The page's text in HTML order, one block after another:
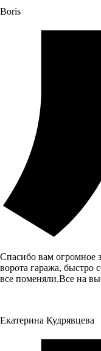
Boris
Спасибо вам огромное
ворота гаража, быстро
все поменяли.Все на
Екатерина Кудрявцева